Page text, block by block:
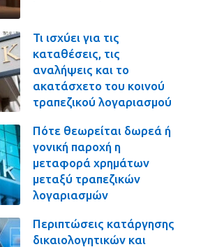
Τι ισχύει για τις
καταθέσεις, τις
αναλήψεις και το
ακατάσχετο του κοινού
τραπεζικού λογαριασμού
Πότε θεωρείται δωρεά ή
γονική παροχή η
μεταφορά χρημάτων
μεταξύ τραπεζικών
λογαριασμών
Περιπτώσεις κατάργησης
δικαιολογητικών και